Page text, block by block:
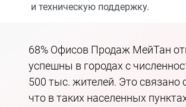
и техническую поддержку.
68% Офисов Продаж МейТан
успешны в городах с
500 тыс. жителей. Это связано
что в таких населенных